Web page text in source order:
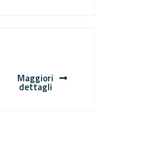
Maggiori
dettagli